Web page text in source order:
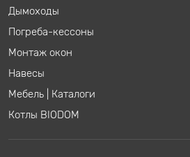
Дымоходы
Погреба-кессоны
Монтаж окон
Навесы
Мебель
Каталоги
Котлы BIODOM